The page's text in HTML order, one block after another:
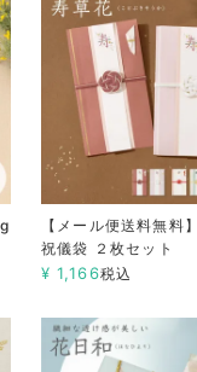
【メール便送料無料
祝儀袋 ２枚セット
¥ 1,166税込